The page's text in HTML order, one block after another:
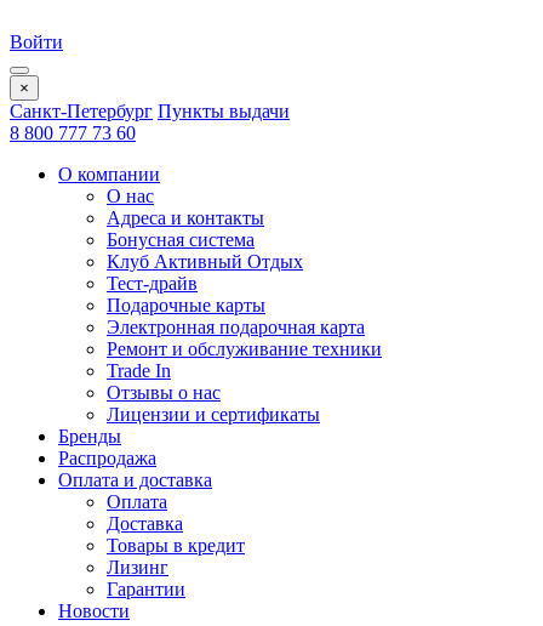
Войти
×
Санкт-Петербург Пункты выдачи
8 800 777 73 60
О компании
О нас
Адреса и контакты
Бонусная система
Клуб Активный Отдых
Тест-драйв
Подарочные карты
Электронная подарочная карта
Ремонт и обслуживание техники
Trade In
Отзывы о нас
Лицензии и сертификаты
Бренды
Распродажа
Оплата и доставка
Оплата
Доставка
Товары в кредит
Лизинг
Гарантии
Новости